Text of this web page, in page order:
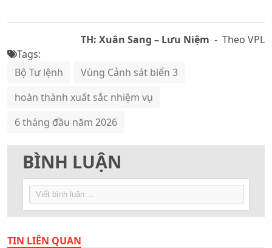
TH: Xuân Sang – Lưu Niệm - Theo VPL
Tags:
Bộ Tư lệnh
Vùng Cảnh sát biển 3
hoàn thành xuất sắc nhiệm vụ
6 tháng đầu năm 2026
BÌNH LUẬN
TIN LIÊN QUAN